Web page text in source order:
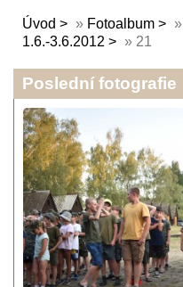
Úvod » Fotoalbum »
1.6.-3.6.2012
» 21
Poslední fotografie